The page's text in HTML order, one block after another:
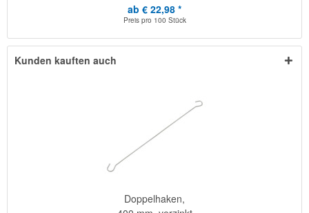
ab € 22,98 *
Preis pro 100 Stück
Kunden kauften auch
Doppelhaken,